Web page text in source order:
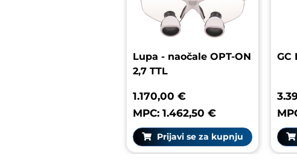
Lupa - naočale OPT-ON
2,7 TTL
1.170,00 €
MPC: 1.462,50 €
Prijavi se za kupnju